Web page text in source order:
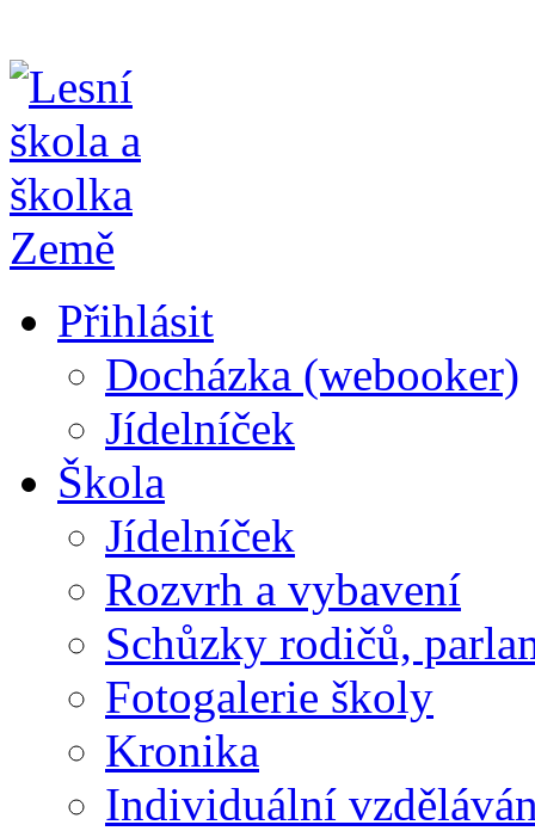
Přihlásit
Docházka (webooker)
Jídelníček
Škola
Jídelníček
Rozvrh a vybavení
Schůzky rodičů,
Fotogalerie školy
Kronika
Individuální